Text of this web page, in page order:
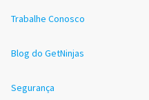
Trabalhe Conosco
Blog do GetNinjas
Segurança